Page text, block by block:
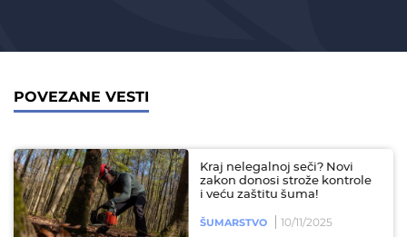
POVEZANE VESTI
Kraj nelegalnoj seči? Novi
zakon donosi strože kontrole
i veću zaštitu šuma!
ŠUMARSTVO 10/11/2025